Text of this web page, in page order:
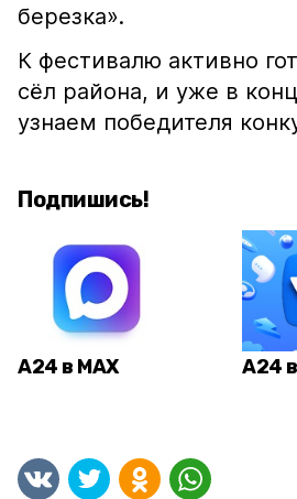
березка».
К фестивалю активно
сёл района, и уже в
узнаем победителя
Подпишись!
А24 в MAX А24